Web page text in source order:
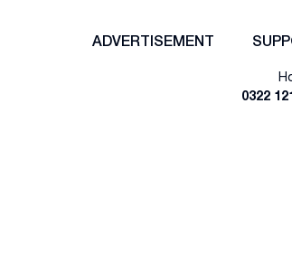
ADVERTISEMENT
0322